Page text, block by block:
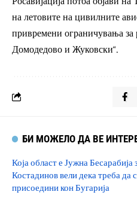
на летовите на цивилните
привремени ограничувања за
Домодедово и Жуковски“.
БИ МОЖЕЛО ДА ВЕ
Која област е Јужна Бесарабија
Костадинов вели дека треба да
присоедини кон Бугарија